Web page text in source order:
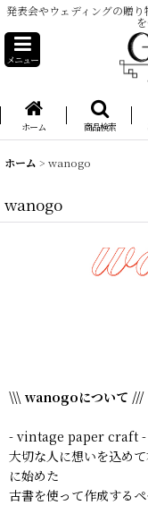
発表会やウェディングの贈
メニュー
ホーム 商品検索
ホーム > wanogo
wanogo
\\\ wanogoについて ///
- vintage paper craft
大切な人に想いを込め
に始めた
古書を使って作成するペ